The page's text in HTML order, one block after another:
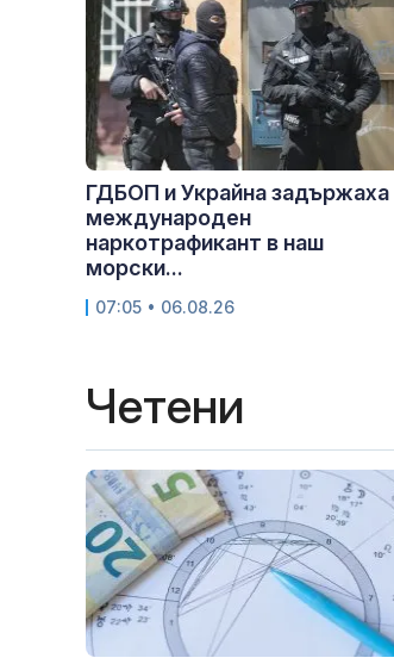
ГДБОП и Украйна задържаха
международен
наркотрафикант в наш
морски...
07:05 • 06.08.26
Четени